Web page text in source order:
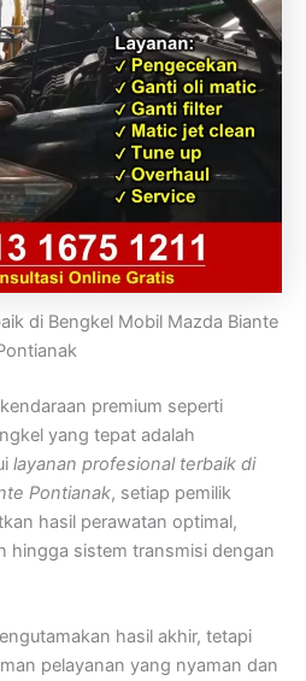
di Bengkel Mobil Mazda Biante
premium seperti
yang tepat adalah
layanan profesional terbaik di
Pontianak, setiap pemilik
hasil perawatan optimal,
hingga sistem transmisi dengan
hasil akhir, tetapi
pelayanan yang nyaman dan